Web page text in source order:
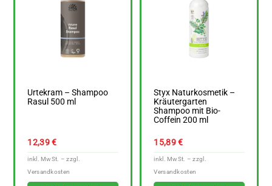
Urtekram – Shampoo
Rasul 500 ml
12,39€
Styx Naturkosmetik –
Kräutergarten
Shampoo mit Bio-
Coffein 200 ml
15,89€